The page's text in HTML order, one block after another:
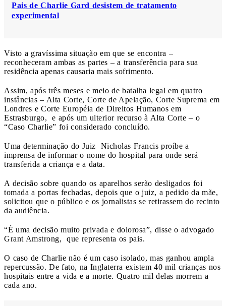
Pais de Charlie Gard desistem de tratamento
experimental
Visto a gravíssima situação em que se encontra –
reconheceram ambas as partes – a transferência para sua
residência apenas causaria mais sofrimento.
Assim, após três meses e meio de batalha legal em quatro
instâncias – Alta Corte, Corte de Apelação, Corte Suprema em
Londres e Corte Européia de Direitos Humanos em
Estrasburgo, e após um ulterior recurso à Alta Corte – o
“Caso Charlie” foi considerado concluído.
Uma determinação do Juiz Nicholas Francis proíbe a
imprensa de informar o nome do hospital para onde será
transferida a criança e a data.
A decisão sobre quando os aparelhos serão desligados foi
tomada a portas fechadas, depois que o juiz, a pedido da mãe,
solicitou que o público e os jornalistas se retirassem do recinto
da audiência.
“É uma decisão muito privada e dolorosa”, disse o advogado
Grant Amstrong, que representa os pais.
O caso de Charlie não é um caso isolado, mas ganhou ampla
repercussão. De fato, na Inglaterra existem 40 mil crianças nos
hospitais entre a vida e a morte. Quatro mil delas morrem a
cada ano.